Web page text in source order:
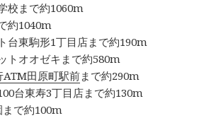
校まで約1060m
約1040m
台東駒形1丁目店まで約190m
トオオゼキまで約580m
ATM田原町駅前まで約290m
台東寿3丁目店まで約130m
まで約100m